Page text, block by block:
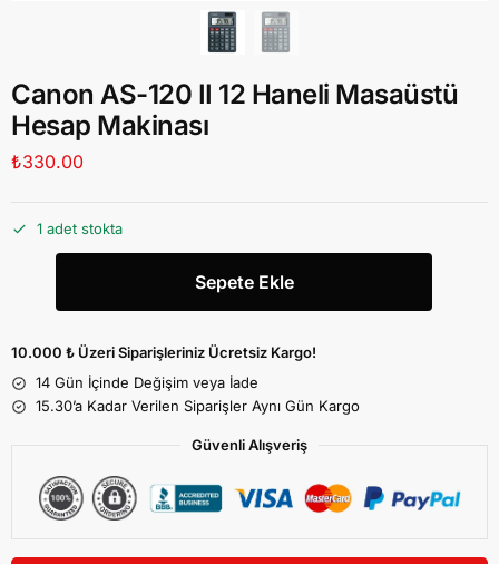
Canon AS-120 II 12 Haneli Masaüstü
Hesap Makinası
₺330.00
1 adet stokta
Sepete Ekle
10.000 ₺ Üzeri Siparişleriniz Ücretsiz Kargo!
14 Gün İçinde Değişim veya İade
15.30’a Kadar Verilen Siparişler Aynı Gün Kargo
Güvenli Alışveriş